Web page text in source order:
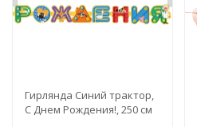
Гирлянда Синий трактор,
С Днем Рождения!, 250 см